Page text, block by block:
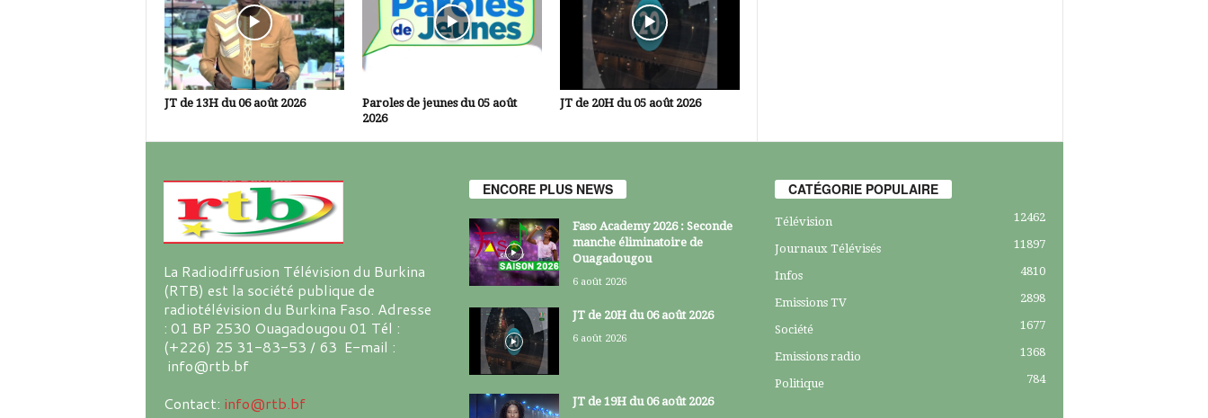
JT de 13H du 06 août 2026
Paroles de jeunes du 05 août
2026
JT de 20H du 05 août 2026
La Radiodiffusion Télévision du Burkina
(RTB) est la société publique de
radiotélévision du Burkina Faso. Adresse
: 01 BP 2530 Ouagadougou 01 Tél :
(+226) 25 31-83-53 / 63 E-mail :
info@rtb.bf
Contact: info@rtb.bf
ENCORE PLUS NEWS
Faso Academy 2026 : Seconde
manche éliminatoire de
Ouagadougou
6 août 2026
JT de 20H du 06 août 2026
6 août 2026
JT de 19H du 06 août 2026
CATÉGORIE POPULAIRE
Télévision 12462
Journaux Télévisés 11897
Infos 4810
Emissions TV 2898
Société 1677
Emissions radio 1368
Politique 784